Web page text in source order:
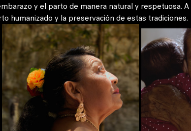
y el parto de manera natural y respetuosa.
humanizado y la preservación de estas tradiciones.